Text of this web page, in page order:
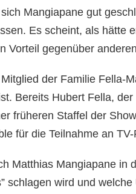
Mangiapane gut
Es scheint, als hätte
Vorteil gegenüber
der Familie Fella-
Bereits Hubert Fella,
früheren Staffel der
für die Teilnahme an
Matthias Mangiapane in
schlagen wird und